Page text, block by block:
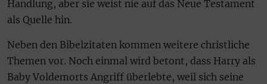
Handlung, aber sie weist nie auf das Neue Testament
als Quelle hin.
Neben den Bibelzitaten kommen weitere christliche
Themen vor. Noch einmal wird betont, dass Harry als
Baby Voldemorts Angriff überlebte, weil sich seine